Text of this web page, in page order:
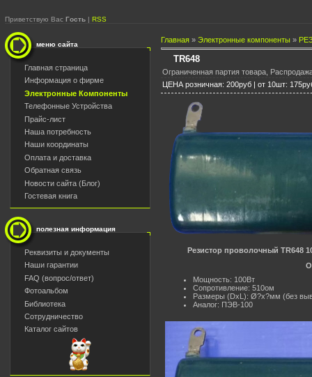
Приветствую Вас Гость | RSS
меню сайта
Главная страница
Информация о фирме
Электронные Компоненты
Телефонные Устройства
Прайс-лист
Наша потребность
Наши координаты
Оплата и доставка
Обратная связь
Новости сайта (Блог)
Гостевая книга
полезная информация
Реквизиты и документы
Наши гарантии
FAQ (вопрос/ответ)
Фотоальбом
Библиотека
Сотрудничество
Каталог сайтов
Главная » Электронные компоненты »
TR648
Ограниченная партия товара,
ЦЕНА розничная: 200руб | от 10шт:
Резистор проволочный TR648
Мощность: 100Вт
Сопротивление: 510ом
Размеры (DxL): Ø?x?мм (без
Аналог: ПЭВ-100